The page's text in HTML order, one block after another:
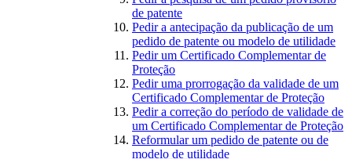
de patente
Pedir a antecipação da publicação de um
pedido de patente ou modelo de utilidade
Pedir um Certificado Complementar de
Proteção
Pedir uma prorrogação da validade de um
Certificado Complementar de Proteção
Pedir a correção do período de validade de
um Certificado Complementar de Proteção
Reformular um pedido de patente ou de
modelo de utilidade